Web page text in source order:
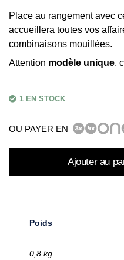
Place au rangement avec
accueillera toutes vos
combinaisons mouillées.
Attention modèle unique,
1 EN STOCK
OU PAYER EN
Ajouter au
Poids
0,8 kg